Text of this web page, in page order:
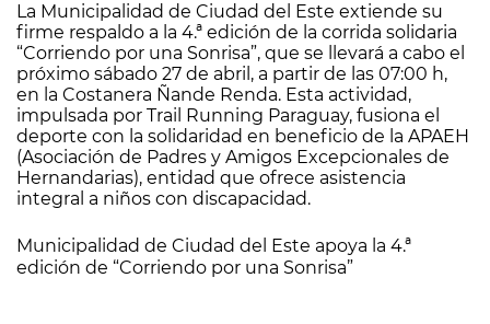
La Municipalidad de Ciudad del Este extiende su
firme respaldo a la 4.ª edición de la corrida solidaria
“Corriendo por una Sonrisa”, que se llevará a cabo el
próximo sábado 27 de abril, a partir de las 07:00 h,
en la Costanera Ñande Renda. Esta actividad,
impulsada por Trail Running Paraguay, fusiona el
deporte con la solidaridad en beneficio de la APAEH
(Asociación de Padres y Amigos Excepcionales de
Hernandarias), entidad que ofrece asistencia
integral a niños con discapacidad.
Municipalidad de Ciudad del Este apoya la 4.ª
edición de “Corriendo por una Sonrisa”